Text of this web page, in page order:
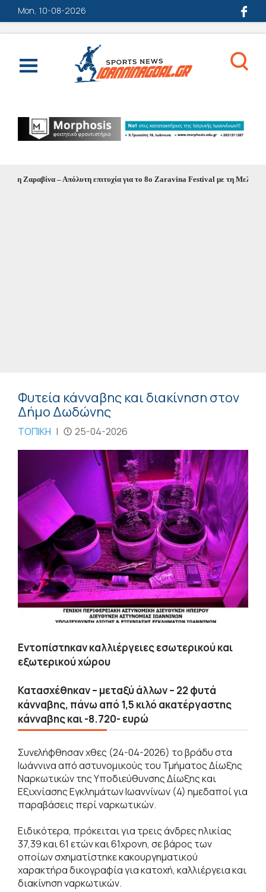
Mon, 10-08-2026
Ζαραβίνα – Απόλυτη επιτυχία για το 8ο Zaravina Festival με τη Μελίνα
Φυτεία κάνναβης και διακίνηση στον
Δήμο Δωδώνης
ΤΟΠΙΚΗ | 25-04-2026
Εντοπίστηκαν καλλιέργειες εσωτερικού και
εξωτερικού χώρου
Κατασχέθηκαν – μεταξύ άλλων – 22 φυτά
κάνναβης, πάνω από 1,5 κιλό ακατέργαστης
κάνναβης και -8.720- ευρώ
Συνελήφθησαν χθες (24-04-2026) το βράδυ στα
Ιωάννινα από αστυνομικούς του Τμήματος Δίωξης
Ναρκωτικών της Υποδιεύθυνσης Δίωξης και
Εξιχνίασης Εγκλημάτων Ιωαννίνων (4) ημεδαποί για
παραβάσεις περί ναρκωτικών.
Ειδικότερα, πρόκειται για τρεις άνδρες ηλικίας
37,39 και 61 ετών και 61χρονη, σε βάρος των
οποίων σχηματίστηκε κακουργηματικού
χαρακτήρα δικογραφία για κατοχή, καλλιέργεια και
διακίνηση ναρκωτικών.